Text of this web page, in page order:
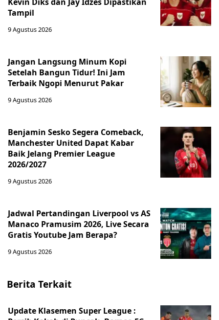
Tampil
9 Agustus 2026
Jangan Langsung Minum Kopi
Setelah Bangun Tidur! Ini Jam
Terbaik Ngopi Menurut Pakar
9 Agustus 2026
Benjamin Sesko Segera Comeback,
Manchester United Dapat Kabar
Baik Jelang Premier League
2026/2027
9 Agustus 2026
Jadwal Pertandingan Liverpool vs AS
Manaco Pramusim 2026, Live Secara
Gratis Youtube Jam Berapa?
9 Agustus 2026
Berita Terkait
Update Klasemen Super League :